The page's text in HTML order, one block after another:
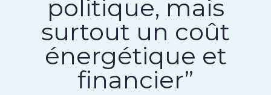
politique, mais
surtout un coût
énergétique et
financier”